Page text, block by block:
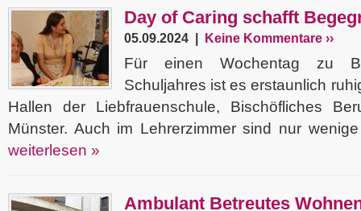
Day of Caring schafft
05.09.2024 | Keine Kommentare ››
Für einen Wochentag zu
Schuljahres ist es erstaunlich
Hallen der Liebfrauenschule, Bischöfliches
Münster. Auch im Lehrerzimmer sind nur
weiterlesen »
Ambulant Betreutes